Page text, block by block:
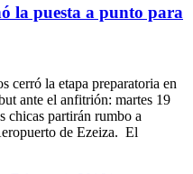
la puesta a punto para
cerró la etapa preparatoria en
ante el anfitrión: martes 19
chicas partirán rumbo a
de Ezeiza. El